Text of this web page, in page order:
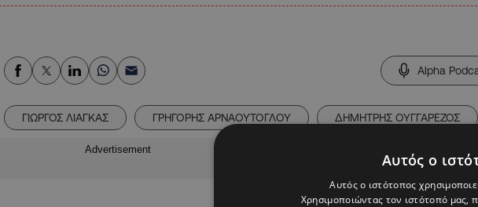
Alpha
ΓΙΩΡΓΟΣ ΛΙΑΓΚΑΣ ΓΡΗΓΟΡΗΣ ΑΡΝΑΟΥΤΟΓΛΟΥ ΔΗΜΗΤΡΗΣ ΟΥΓΓΑΡΕΖΟΣ
Advertisement
Αυτός ο
Αυτός ο ιστότοπος
Χρησιμοποιώντας τον ιστότοπό μας,